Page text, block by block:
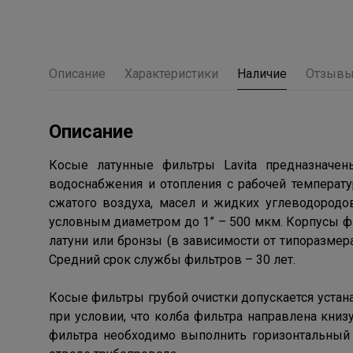
Описание Характеристики Наличие Отзывы
Описание
Косые латунные фильтры Lavita
водоснабжения и отопления с рабочей
сжатого воздуха, масел и жидких
условным диаметром до 1” – 500 мкм. Корпусы
латуни или бронзы (в зависимости от
Средний срок службы фильтров – 30 лет.
Косые фильтры грубой очистки допускается
при условии, что колба фильтра направлена
фильтра необходимо выполнить